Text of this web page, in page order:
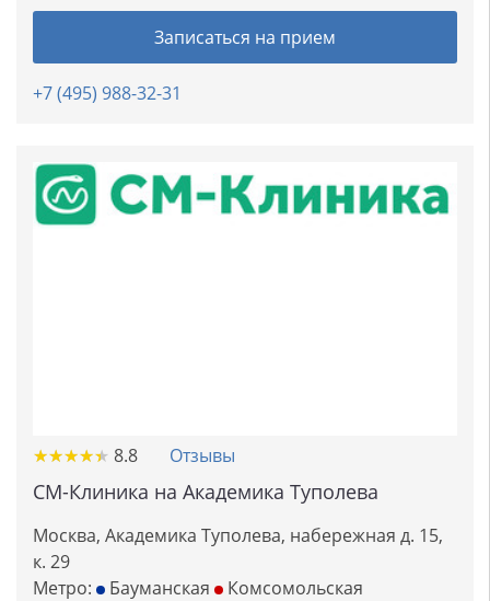
Записаться на прием
+7 (495) 988-32-31
★★★★★
★★★★★ 8.8 Отзывы
СМ-Клиника на Академика Туполева
Москва, Академика Туполева, набережная д. 15,
к. 29
Метро:
Бауманская
Комсомольская